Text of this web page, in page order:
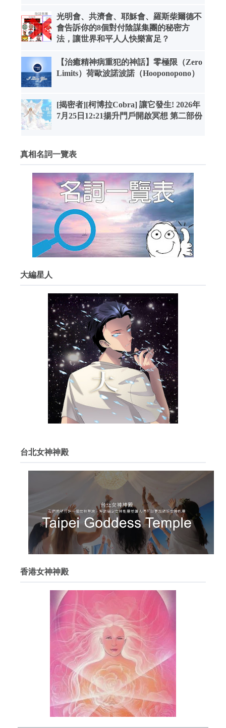
光明會、共濟會、耶穌會、羅斯柴爾德不
會告訴你的8個對付陰謀集團的秘密方
法，讓世界和平人人快樂富足？
【治癒精神病重犯的神話】零極限（Zero
Limits）荷歐波諾波諾（Hooponopono）
[揭密者][柯博拉Cobra] 讓它發生! 2026年
7月25日12:21揚升門戶開啟冥想 第二部份
真相名詞一覽表
大編星人
台北女神神殿
香港女神神殿